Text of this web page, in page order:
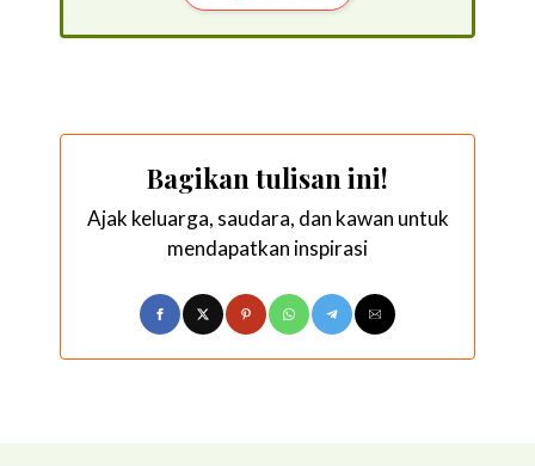
Bagikan tulisan ini!
Ajak keluarga, saudara, dan kawan untuk
mendapatkan inspirasi